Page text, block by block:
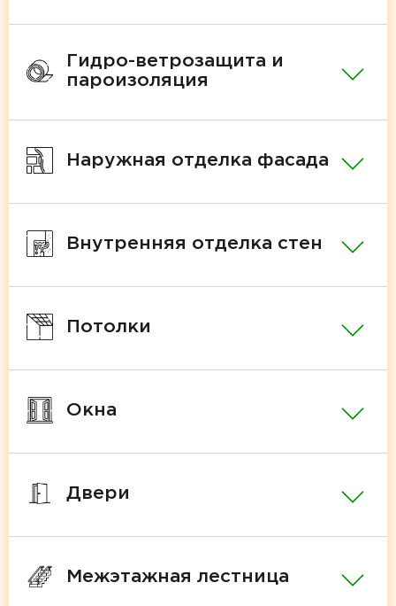
Гидро-ветрозащита и
пароизоляция
Наружная отделка фасада
Внутренняя отделка стен
Потолки
Окна
Двери
Межэтажная лестница